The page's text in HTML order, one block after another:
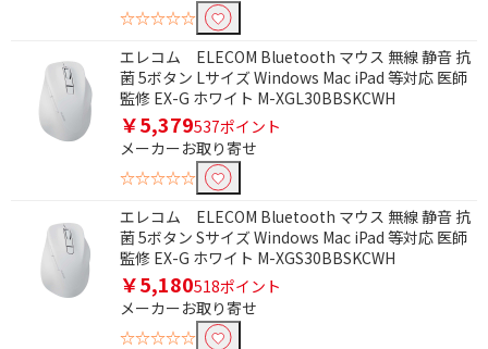
☆☆☆☆☆
エレコム ELECOM Bluetooth マウス 無線 静音 抗
菌 5ボタン Lサイズ Windows Mac iPad 等対応 医師
監修 EX-G ホワイト M-XGL30BBSKCWH
￥5,379537ポイント
メーカーお取り寄せ
☆☆☆☆☆
エレコム ELECOM Bluetooth マウス 無線 静音 抗
菌 5ボタン Sサイズ Windows Mac iPad 等対応 医師
監修 EX-G ホワイト M-XGS30BBSKCWH
￥5,180518ポイント
メーカーお取り寄せ
☆☆☆☆☆
バスパワー
タイプで絞り込む
BlueLED
光学式
USB Type-C
スタンダードタイプ
フラットタイプ
巻き取りタイプ
形状で絞り込む